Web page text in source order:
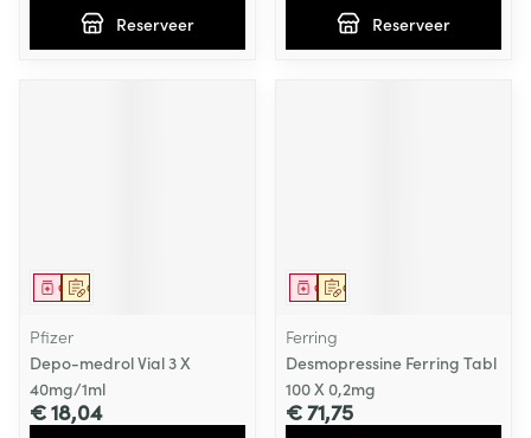
Reserveer Reserveer
Op voorschrift
Geneesmiddel
Pfizer
Depo-medrol Vial 3 X
40mg/1ml
€ 18,04
Op voorschrift
Geneesmiddel
Ferring
Desmopressine Ferring Tabl
100 X 0,2mg
€ 71,75